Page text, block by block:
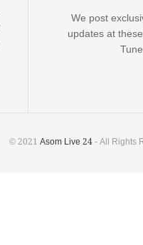
We post
updates at
© 2021 Asom Live 24- All Rights